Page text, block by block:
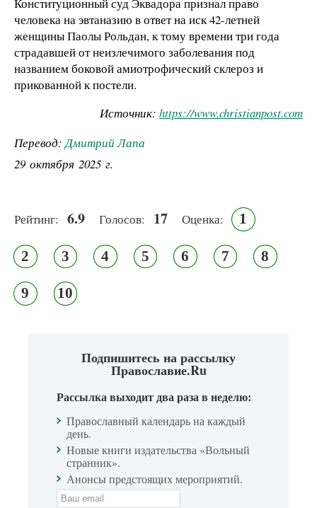
человека на эвтаназию в ответ на иск 42-летней
женщины Паолы Рольдан, к тому времени три года
страдавшей от неизлечимого заболевания под
названием боковой амиотрофический склероз и
прикованной к постели.
Источник: https://www.christianpost.com
Перевод:Дмитрий Лапа
29 октября 2025 г.
Рейтинг: 6.9 Голосов: 17 Оценка: 1
2 3 4 5 6 7 8
9 10
Подпишитесь на рассылку
Православие.Ru
Рассылка выходит два раза в неделю:
Православный календарь на каждый
день.
Новые книги издательства «Вольный
странник».
Анонсы предстоящих мероприятий.